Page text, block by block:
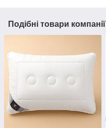
Подібні товари компанії